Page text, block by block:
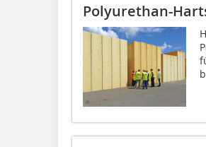
Polyurethan-